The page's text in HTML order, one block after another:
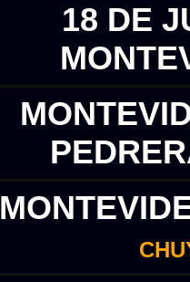
18 DE